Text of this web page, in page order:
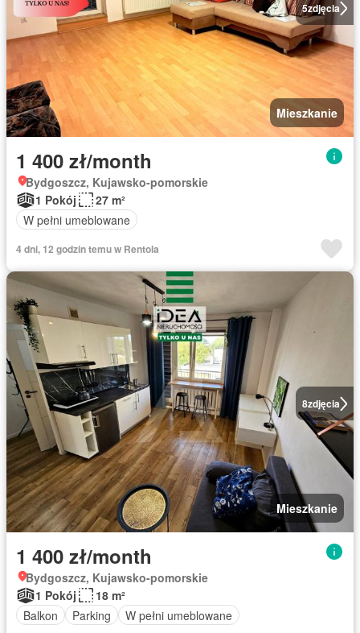
5zdjęcia
Mieszkanie
1 400 zł/month
Bydgoszcz, Kujawsko-pomorskie
1 Pokój
27 m²
W pełni umeblowane
4 dni, 12 godzin temu w Rentola
8zdjęcia
Mieszkanie
1 400 zł/month
Bydgoszcz, Kujawsko-pomorskie
1 Pokój
18 m²
Balkon
Parking W pełni umeblowane